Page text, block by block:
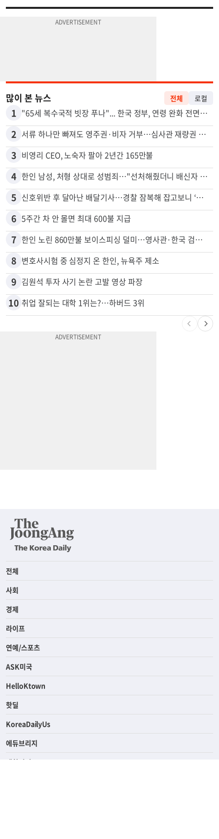
많이 본 뉴스 전체 로컬
1 "65세 복수국적 빗장 푸나"... 한국 정부, 연령 완화 전면 추진
2 서류 하나만 빠져도 영주권·비자 거부…심사관 재량권 대폭 확대
3 비영리 CEO, 노숙자 팔아 2년간 165만불
4 한인 남성, 처형 상대로 성범죄…"선처해줬더니 배신자 취급"
5 신호위반 후 달아난 배달기사…경찰 잠복해 잡고보니 ‘반전’
6 5주간 차 안 몰면 최대 600불 지급
7 한인 노린 860만불 보이스피싱 덜미…영사관·한국 검찰 사칭
8 변호사시험 중 심정지 온 한인, 뉴욕주 제소
9 김원석 투자 사기 논란 고발 영상 파장
10 취업 잘되는 대학 1위는?…하버드 3위
전체
사회
경제
라이프
연예/스포츠
ASK미국
HelloKtown
핫딜
KoreaDailyUs
에듀브리지
생활영어